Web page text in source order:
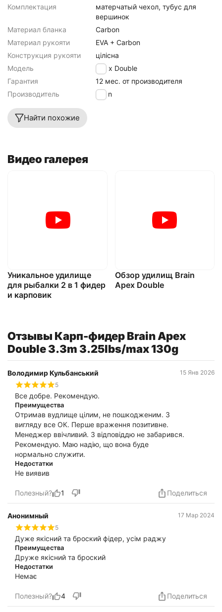
Комплектация
матерчатый чехол, тубус для
вершинок
Материал бланка
Carbon
Материал рукояти
EVA + Carbon
Конструкция рукояти
цілісна
Модель
Apex Double
Гарантия
12 мес. от производителя
Производитель
Brain
Найти похожие
Видео галерея
Уникальное удилище
для рыбалки 2 в 1 фидер
и карповик
Обзор удилищ Brain
Apex Double
Отзывы Карп-фидер Brain Apex
Double 3.3m 3.25lbs/max 130g
Володимир Кульбанський
15 Янв 2026
5
Все добре. Рекомендую.
Преимущества
Отримав вудлище цілим, не пошкодженим. З
вигляду все ОК. Перше враження позитивне.
Менеджер ввічливий. З відповіддю не забарився.
Рекомендую. Маю надію, що вона буде
нормально служити.
Недостатки
Не виявив
Полезный? 1 Поделиться
Анонимный
17 Мар 2024
5
Дуже якісний та броский фідер, усім раджу
Преимущества
Друже якісний та броский
Недостатки
Немає
Полезный? 4 Поделиться